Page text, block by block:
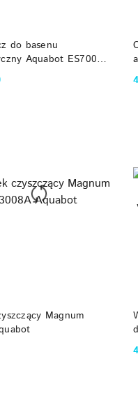
do basenu
Aquabot ES700
DO KOSZYKA
Magnum
DO KOSZYKA